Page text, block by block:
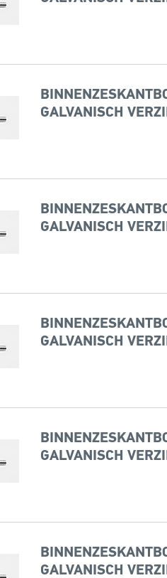
GALVANISCH
GALVANISCH
GALVANISCH
GALVANISCH
GALVANISCH